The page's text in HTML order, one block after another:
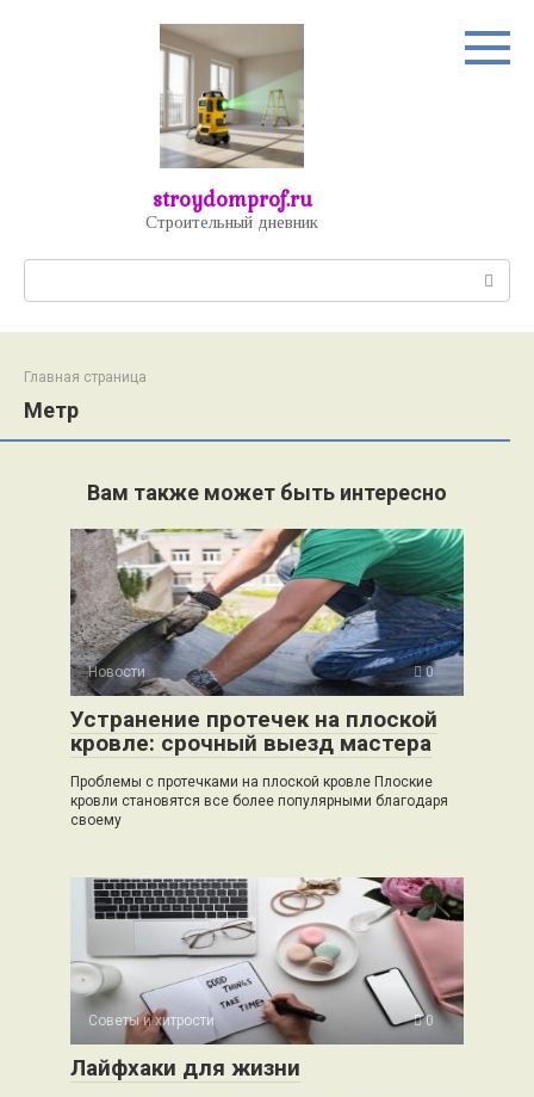
stroydomprof.ru
Строительный дневник
Главная страница
Метр
Вам также может быть интересно
Новости 0
Устранение протечек на плоской
кровле: срочный выезд мастера
Проблемы с протечками на плоской кровле Плоские
кровли становятся все более популярными благодаря
своему
Советы и хитрости 0
Лайфхаки для жизни